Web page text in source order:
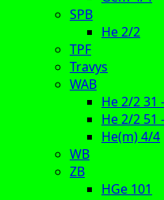
SPB
He 2/2
TPF
Travys
WAB
He 2/2 31
He 2/2 51
He(m) 4/4
WB
ZB
HGe 101